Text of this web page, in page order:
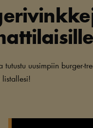
tutustu uusimpiin burger-